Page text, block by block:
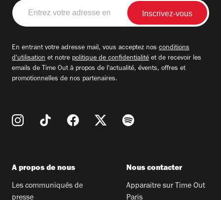
Entrez
votre
adresse
En entrant votre adresse mail, vous acceptez nos conditions
d'utilisation et notre politique de confidentialité et de recevoir les
emails de Time Out à propos de l'actualité, évents, offres et
promotionnelles de nos partenaires.
A propos de nous
Les communiqués de
presse
Nous contacter
Apparaitre sur Time Out
Paris